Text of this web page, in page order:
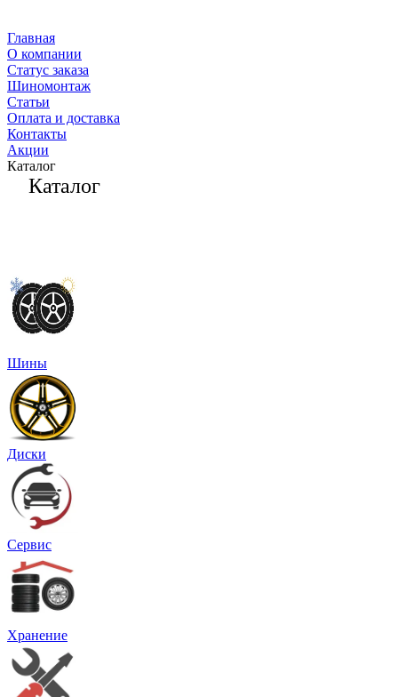
Главная
О компании
Статус заказа
Шиномонтаж
Статьи
Оплата и доставка
Контакты
Акции
Каталог
Каталог
Шины
Диски
Сервис
Хранение